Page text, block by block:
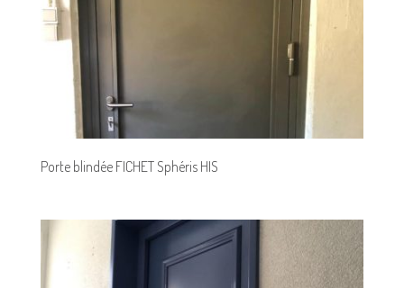
Porte blindée FICHET Sphéris HIS